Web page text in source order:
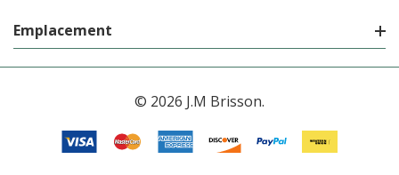
Emplacement
© 2026 J.M Brisson.